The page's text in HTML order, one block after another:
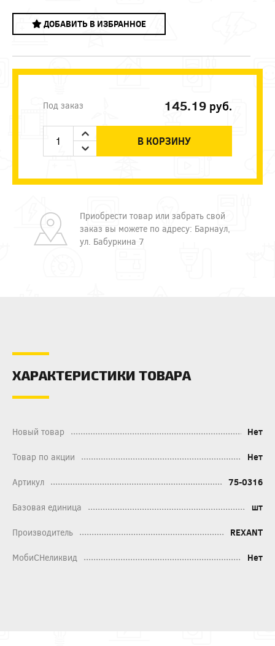
ДОБАВИТЬ В ИЗБРАННОЕ
Под заказ 145.19 руб.
В КОРЗИНУ
Приобрести товар или забрать свой
заказ вы можете по адресу: Барнаул,
ул. Бабуркина 7
ХАРАКТЕРИСТИКИ ТОВАРА
Новый товар Нет
Товар по акции Нет
Артикул 75-0316
Базовая единица шт
Производитель REXANT
МобиСНеликвид Нет